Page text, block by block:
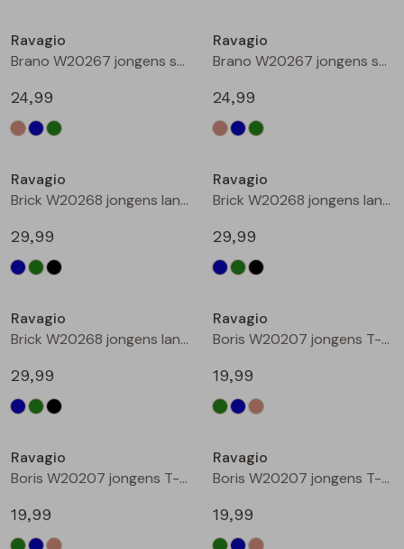
Jackjes
Blazers
Bermuda's
Rokken
Tops
Vesten
Ravagio
Brano W20267 jongens sweatshirt Raf
24,99
Ravagio
Brano W20267 jongens sweatshirt Mint
24,99
Ravagio
Brick W20268 jongens lange broek Marine
29,99
Ravagio
Brick W20268 jongens lange broek Groen donker
29,99
Ravagio
Brick W20268 jongens lange broek Zwart
29,99
Ravagio
Boris W20207 jongens T-shirt lm Groen donker
19,99
Ravagio
Boris W20207 jongens T-shirt lm Kobalt
19,99
Ravagio
Boris W20207 jongens T-shirt lm Ecru melee
19,99